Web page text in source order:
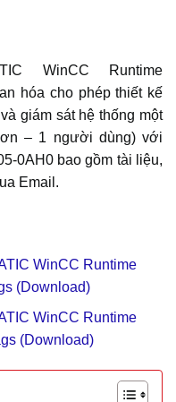
WinCC Runtime
hóa cho phép thiết kế
giám sát hệ thống một
– 1 người dùng) với
0AH0 bao gồm tài liệu,
Email.
WinCC Runtime
(Download)
WinCC Runtime
(Download)